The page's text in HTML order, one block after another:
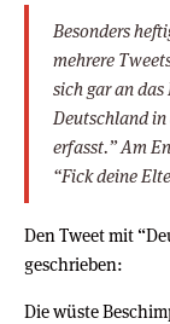
Besonders
mehrere
sich gar an
Deutschland in
erfasst.” Am
“Fick deine
Den Tweet mit
geschrieben:
Die wüste